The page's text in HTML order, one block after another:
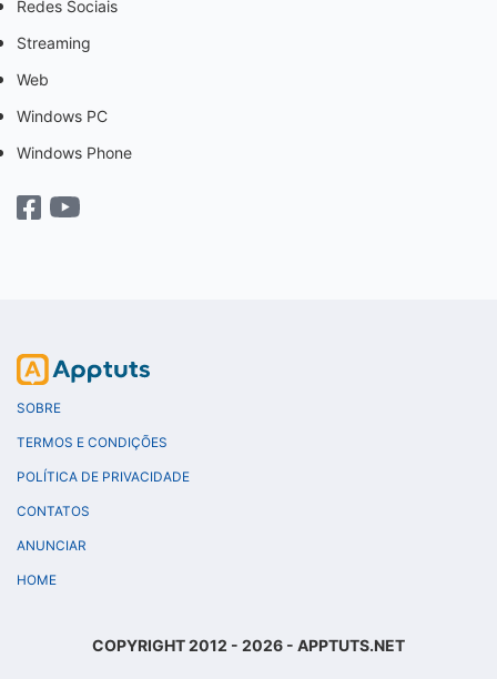
Redes Sociais
Streaming
Web
Windows PC
Windows Phone
SOBRE
TERMOS E CONDIÇÕES
POLÍTICA DE PRIVACIDADE
CONTATOS
ANUNCIAR
HOME
COPYRIGHT 2012 - 2026 - APPTUTS.NET